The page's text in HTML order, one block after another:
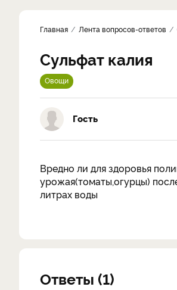
Главная Лента вопросов-ответов
Сульфат калия
Овощи
Гость
Вредно ли для здоровья
урожая(томаты,огурцы)
литрах воды
Ответы (1)